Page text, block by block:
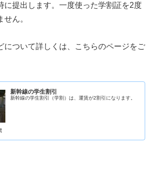
に提出します。一度使った学割証を2度
ん。
について詳しくは、こちらのページをご
新幹線の学生割引
新幹線の学生割引（学割）は、運賃が2割引になります。